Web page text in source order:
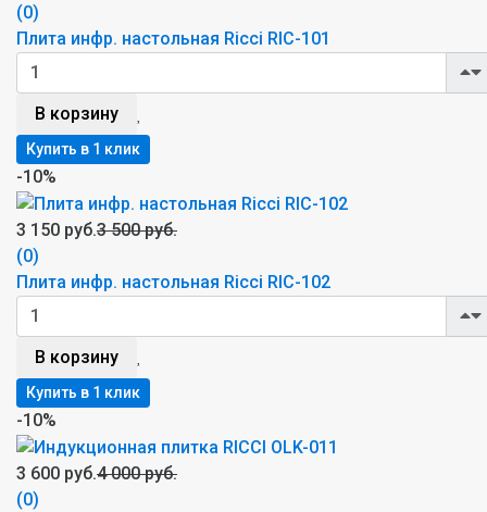
(0)
Плита инфр. настольная Ricci RIC-101
В корзину
-10%
3 150 руб.3 500 руб.
(0)
Плита инфр. настольная Ricci RIC-102
В корзину
-10%
3 600 руб.4 000 руб.
(0)